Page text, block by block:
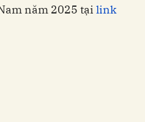
năm 2025 tại link